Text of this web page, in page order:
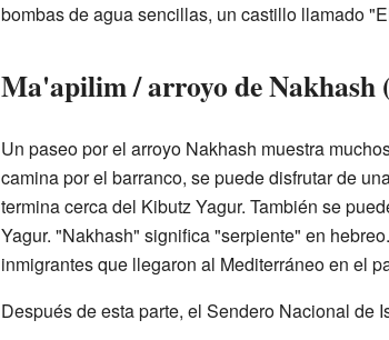
bombas de agua sencillas, un castillo llamado
Ma'apilim / arroyo de Nakhash
Un paseo por el arroyo Nakhash muestra
camina por el barranco, se puede disfrutar de
termina cerca del Kibutz Yagur. También se
Yagur. "Nakhash" significa "serpiente" en
inmigrantes que llegaron al Mediterráneo en el
Después de esta parte, el Sendero Nacional de